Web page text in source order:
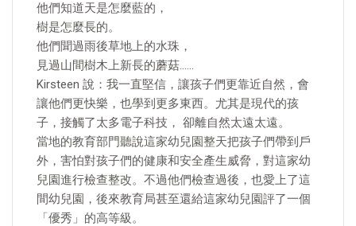
他們知道天是怎麼藍的，
樹是怎麼長的。
他們聞過雨後草地上的水珠，
見過山間樹木上新長的蘑菇……
Kirsteen 說：我一直堅信，讓孩子們更靠近自然，會
讓他們更快樂，也學到更多東西。尤其是現代的孩
子，接觸了太多電子科技， 卻離自然太遠太遠。
當地的教育部門聽說這家幼兒園整天把孩子們帶到戶
外，害怕對孩子們的健康和安全產生威脅，對這家幼
兒園進行檢查整改。不過他們檢查過後，也愛上了這
間幼兒園，後來教育局甚至還給這家幼兒園評了一個
「優秀」的高等級。